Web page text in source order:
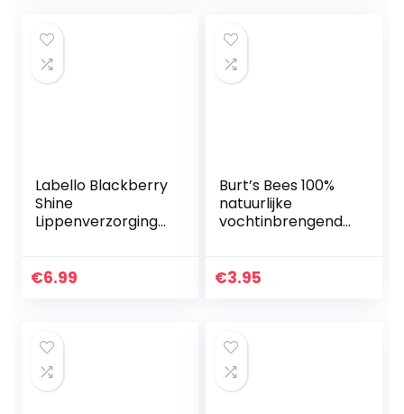
Labello Blackberry
Shine
Lippenverzorgings
zachtrode glans
€6.99
Burt’s Bees 100%
natuurlijke
vochtinbrengende
4.25 g
€3.95